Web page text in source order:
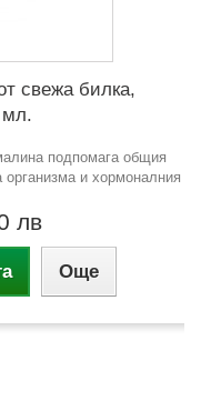
свежа билка,
мл.
подпомага общия
и хормоналния
лв
Още